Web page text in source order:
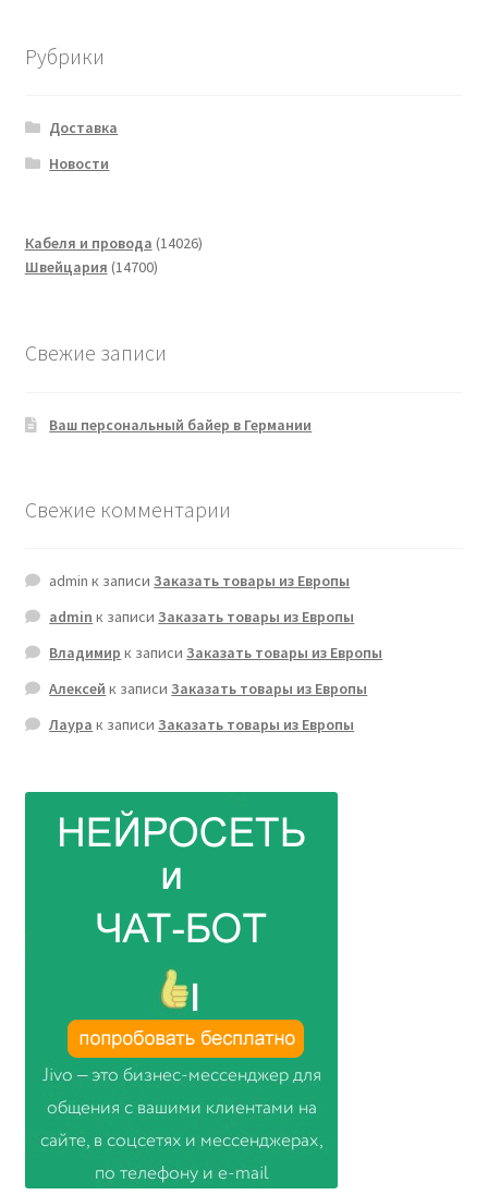
Рубрики
Доставка
Новости
Кабеля и провода 1402614026
Швейцария 1470014700
Свежие записи
Ваш персональный байер в Германии
Свежие комментарии
admin к записиЗаказать товары из Европы
admin к записиЗаказать товары из Европы
Владимир к записиЗаказать товары из Европы
Алексей к записиЗаказать товары из Европы
Лаура к записиЗаказать товары из Европы